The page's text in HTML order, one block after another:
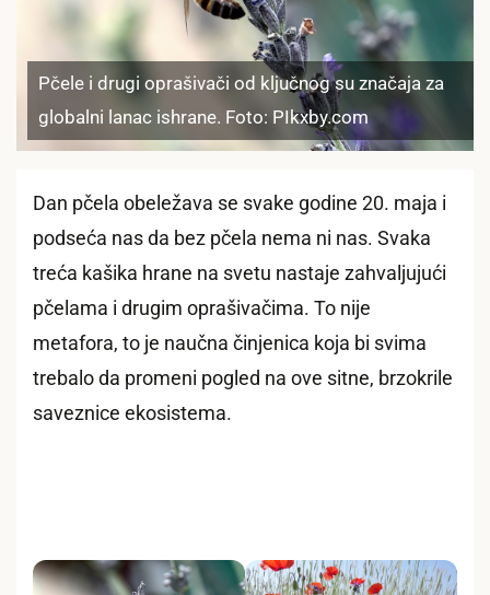
Pčele i drugi oprašivači od ključnog su značaja za
globalni lanac ishrane. Foto: PIkxby.com
Dan pčela obeležava se svake godine 20. maja i
podseća nas da bez pčela nema ni nas. Svaka
treća kašika hrane na svetu nastaje zahvaljujući
pčelama i drugim oprašivačima. To nije
metafora, to je naučna činjenica koja bi svima
trebalo da promeni pogled na ove sitne, brzokrile
saveznice ekosistema.